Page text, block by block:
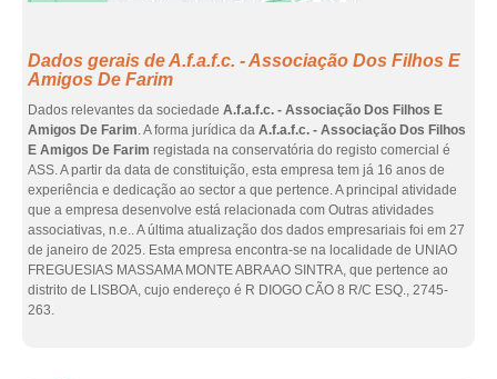
Dados gerais de A.f.a.f.c. - Associação Dos Filhos E
Amigos De Farim
Dados relevantes da sociedade A.f.a.f.c. - Associação Dos Filhos E
Amigos De Farim. A forma jurídica da A.f.a.f.c. - Associação Dos Filhos
E Amigos De Farim registada na conservatória do registo comercial é
ASS. A partir da data de constituição, esta empresa tem já 16 anos de
experiência e dedicação ao sector a que pertence. A principal atividade
que a empresa desenvolve está relacionada com Outras atividades
associativas, n.e.. A última atualização dos dados empresariais foi em 27
de janeiro de 2025. Esta empresa encontra-se na localidade de UNIAO
FREGUESIAS MASSAMA MONTE ABRAAO SINTRA, que pertence ao
distrito de LISBOA, cujo endereço é R DIOGO CÃO 8 R/C ESQ., 2745-
263.